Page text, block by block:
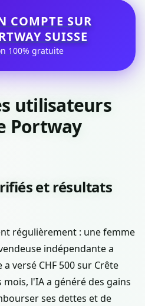
COMPTE SUR
SUISSE
100% gratuite
utilisateurs
Portway
et résultats
régulièrement : une femme
indépendante a
versé CHF 500 sur Crête
l'IA a généré des gains
ses dettes et de